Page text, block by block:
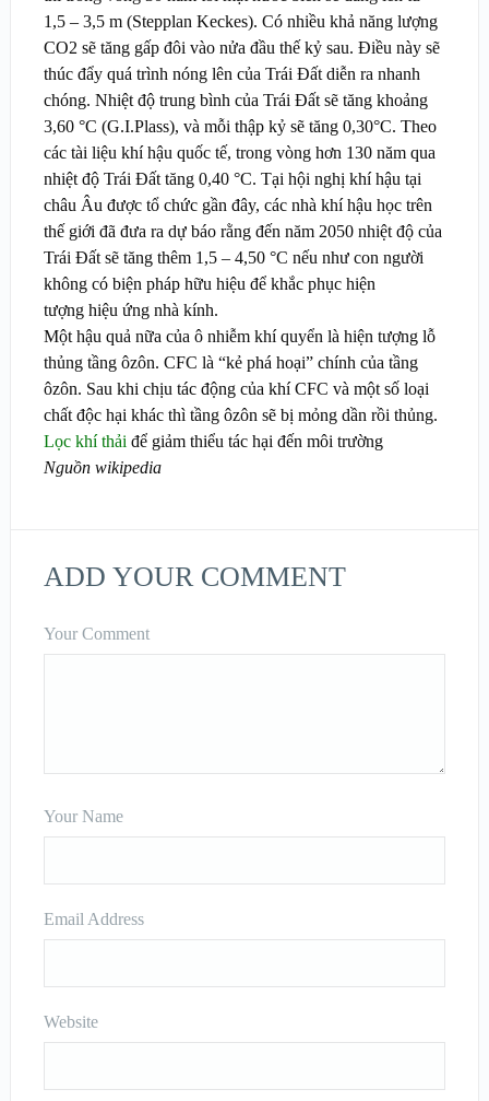
1,5 – 3,5 m (Stepplan Keckes). Có nhiều khả năng lượng
CO2 sẽ tăng gấp đôi vào nửa đầu thế kỷ sau. Điều này sẽ
thúc đẩy quá trình nóng lên của Trái Đất diễn ra nhanh
chóng. Nhiệt độ trung bình của Trái Đất sẽ tăng khoảng
3,60 °C (G.I.Plass), và mỗi thập kỷ sẽ tăng 0,30°C. Theo
các tài liệu khí hậu quốc tế, trong vòng hơn 130 năm qua
nhiệt độ Trái Đất tăng 0,40 °C. Tại hội nghị khí hậu tại
châu Âu được tổ chức gần đây, các nhà khí hậu học trên
thế giới đã đưa ra dự báo rằng đến năm 2050 nhiệt độ của
Trái Đất sẽ tăng thêm 1,5 – 4,50 °C nếu như con người
không có biện pháp hữu hiệu để khắc phục hiện
tượng hiệu ứng nhà kính.
Một hậu quả nữa của ô nhiễm khí quyển là hiện tượng lỗ
thủng tầng ôzôn. CFC là “kẻ phá hoại” chính của tầng
ôzôn. Sau khi chịu tác động của khí CFC và một số loại
chất độc hại khác thì tầng ôzôn sẽ bị mỏng dần rồi thủng.
Lọc khí thải để giảm thiểu tác hại đến môi trường
Nguồn wikipedia
ADD YOUR COMMENT
Your Comment
Your Name
Email Address
Website